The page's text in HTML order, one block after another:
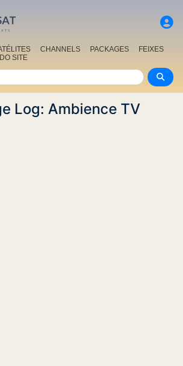
CHANNELS PACKAGES
FEIXES
SITE
Log: Ambience TV